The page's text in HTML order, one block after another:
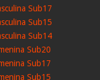
Sub17
Sub15
Sub14
Sub20
Sub17
Sub15